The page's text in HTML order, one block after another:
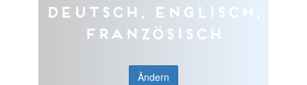
Deutsch, Englisch,
Französisch
Ändern